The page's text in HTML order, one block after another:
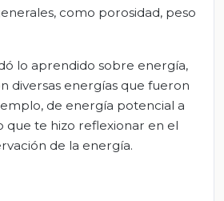
como porosidad, peso
lo aprendido sobre energía,
diversas energías que fueron
de energía potencial a
que te hizo reflexionar en el
de la energía.